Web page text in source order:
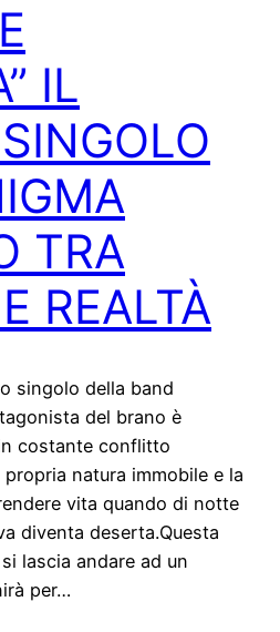
IL
TRA
REALTÀ
singolo della band
del brano è
costante conflitto
natura immobile e la
vita quando di notte
diventa deserta.Questa
lascia andare ad un
per…